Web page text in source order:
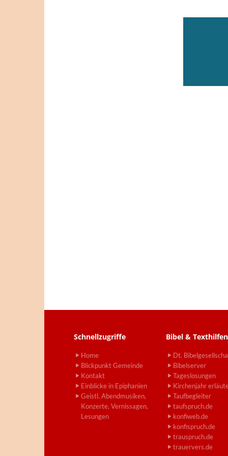
Schnellzugriffe
Home
Blickpunkt Gemeinde
Kontakt
Einblicke in Epiphanien
Geistl. Abendmusiken,
Konzerte, Vernissagen,
Lesungen
Bibel & Texthilfen
Dt.
Bibelserver
Tageslosungen
Kirchenjahr
Taufbegleiter
taufspruch.de
konfiweb.de
konfispruch.de
trauspruch.de
trauervers.de